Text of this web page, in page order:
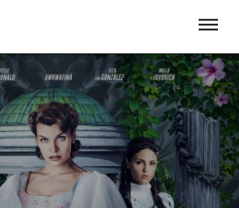
ACTUALIDAD
PROYECTOS
RESIDENCIAS
ACADEMIA DE CINE
PRENSA
NEWSLETTER